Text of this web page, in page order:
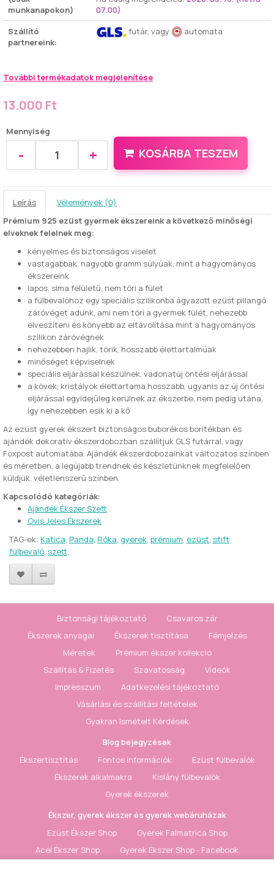
munkanapokon)
07.00)
Szállító
partnereink:
futár, vagy automata
További termékadatok megjelenítése
13.000 Ft
Mennyiség
- + KOSÁRBA TESZEM
Leírás
Vélemények (0)
Prémium 925 ezüst gyermek ékszereink a következő minőségi
elveknek felelnek meg:
kényelmes és biztonságos viselet
vastagabbak, nagyobb gramm súlyúak, mint a hagyományos
ékszereink
lapos, sima felületű, nem töri a fület
a fülbevalóhoz egy speciális szilikonba ágyazott ezüst pillangó
záróvéget adunk, ami nem töri a gyermek fülét, nehezebb
elveszíteni és könyebb az eltávolítása mint a hagyományos
szilikon záróvégnek
nehezebben hajlik, törik, hosszabb élettartalmúak
minőséget képviselnek
speciális eljárással készülnek, vadonatúj öntési eljárással
a kövek, kristályok élettartama hosszabb, ugyanis az új öntési
eljárással egyidejűleg kerülnek az ékszerbe, nem pedig utána,
így nehezebben esik ki a kő
Az ezüst gyerek ékszert biztonságos buborékos borítékban és
ajándék dekoratív ékszerdobozban szállítjuk GLS futárral, vagy
Foxpost automatába. Ajándék ékszerdobozainkat változatos színben
és méretben, a legújabb trendnek és készletünknek megfelelően
küldjük, véletlenszerű színben.
Kapcsolódó kategóriák:
Ajándék Ékszer Szett
Ovis Jeles Ékszerek
TAG-ek: Katica, Panda, Róka, gyerek, prémium, ezüst, stift,
fülbevaló, szett,
Biztonsági tájékoztató
Csavaros zár
Ékszerek anyagai
Ékszerek tisztítása
Fémjelzés
Méretek
Prémium ékszer kollekció
Szállítás & Fizetés
Szavatosság
Videók
Impresszum
Adatkezelési tájékoztató
Vásárlási és szállítási feltételek
Gyakran Ismételt Kérdések
Blog bejegyzések
Ékszertisztítás
Fontos információk
Ezüst fülbevalók
Ékszerek alkalmakra
Kislány fülbevalók
Gyerek ékszerek
Ékszer, gyerek ékszer és gyerek webáruházak
Ezüst Ékszer Shop
Gyerek Falmatrica Shop
Acél Ékszer Shop
Gyerek Ékszer Shop - Facebook